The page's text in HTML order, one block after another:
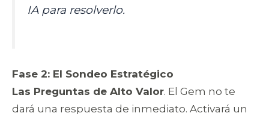
IA para resolverlo.
Fase 2: El Sondeo Estratégico
Las Preguntas de Alto Valor. El Gem no te
dará una respuesta de inmediato. Activará un